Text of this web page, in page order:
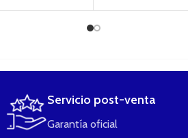
Servicio post-venta
Garantía oficial